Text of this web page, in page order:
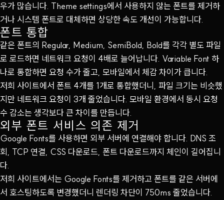
우가 많습니다. Theme settings에서 사용하지 않는 폰트를 제거하
거나 시스템 폰트로 대체하면 상당한 속도 개선이 가능합니다.
폰트 통합
같은 폰트의 Regular, Medium, SemiBold, Bold를 각각 별도 파일
로 로드하면 네트워크 요청이 4배로 늘어납니다. Variable Font 하
나로 통합하면 요청 수가 줄고, 모바일에서 체감 차이가 큽니다.
저희 사이트에서 폰트 4개를 1개로 통합했더니, 파일 크기는 비슷했
지만 네트워크 요청이 3개 줄었습니다. 모바일 환경에서 동시 요청
수 감소는 생각보다 큰 차이를 만듭니다.
외부 폰트 서비스 의존 제거
Google Fonts를 사용하면 외부 서버에 연결해야 합니다. DNS 조
회, TCP 연결, CSS 다운로드, 폰트 다운로드까지 체인이 길어집니
다.
저희 사이트에서는 Google Fonts를 제거하고 폰트를 같은 서버에
서 호스팅하도록 변경했더니 렌더링 차단이 750ms 줄었습니다.